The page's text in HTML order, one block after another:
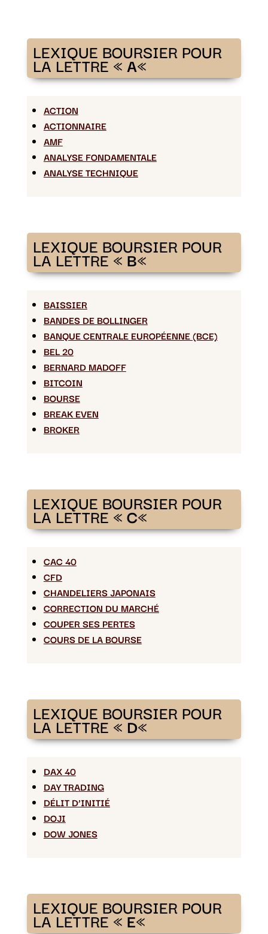
LEXIQUE BOURSIER POUR
LA LETTRE «A«
ACTION
ACTIONNAIRE
AMF
ANALYSE FONDAMENTALE
ANALYSE TECHNIQUE
LEXIQUE BOURSIER POUR
LA LETTRE «B«
BAISSIER
BANDES DE BOLLINGER
BANQUE CENTRALE EUROPÉENNE (BCE)
BEL 20
BERNARD MADOFF
BITCOIN
BOURSE
BREAK EVEN
BROKER
LEXIQUE BOURSIER POUR
LA LETTRE «C«
CAC 40
CFD
CHANDELIERS JAPONAIS
CORRECTION DU MARCHÉ
COUPER SES PERTES
COURS DE LA BOURSE
LEXIQUE BOURSIER POUR
LA LETTRE «D«
DAX 40
DAY TRADING
DÉLIT D’INITIÉ
DOJI
DOW JONES
LEXIQUE BOURSIER POUR
LA LETTRE «E«